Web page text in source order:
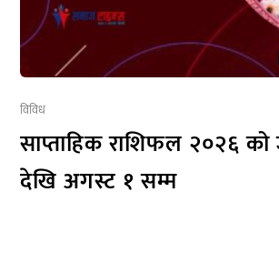
विविध
साप्ताहिक राशिफल २०२६
देखि अगस्ट १ सम्म